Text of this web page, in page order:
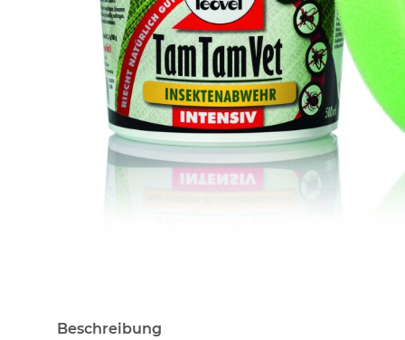
Beschreibung